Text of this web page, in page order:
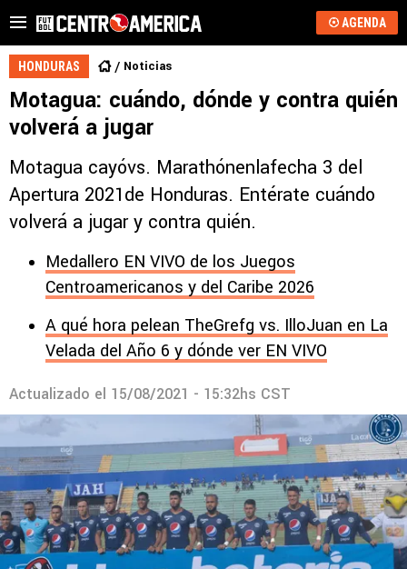
AGENDA
HONDURAS Noticias
Motagua: cuándo, dónde y contra quién
volverá a jugar
Motagua cayóvs. Marathónenlafecha 3 del
Apertura 2021de Honduras. Entérate cuándo
volverá a jugar y contra quién.
Medallero EN VIVO de los Juegos
Centroamericanos y del Caribe 2026
A qué hora pelean TheGrefg vs. IlloJuan en La
Velada del Año 6 y dónde ver EN VIVO
Actualizado el 15/08/2021 - 15:32hs CST